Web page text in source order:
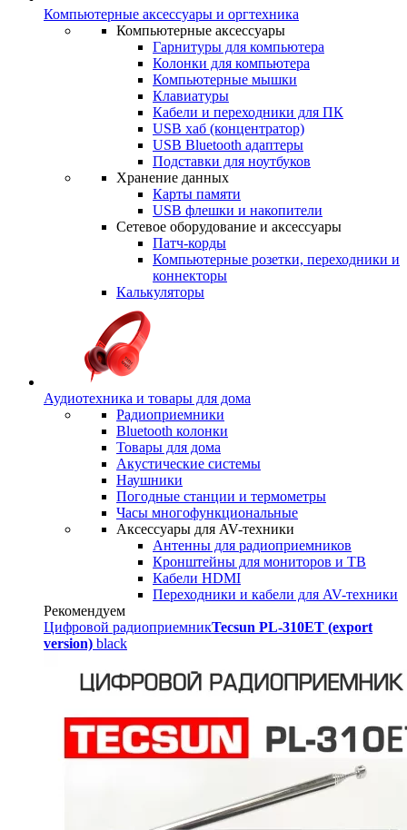
Компьютерные аксессуары и оргтехника
Компьютерные аксессуары
Гарнитуры для компьютера
Колонки для компьютера
Компьютерные мышки
Клавиатуры
Кабели и переходники для ПК
USB хаб (концентратор)
USB Bluetooth адаптеры
Подставки для ноутбуков
Хранение данных
Карты памяти
USB флешки и накопители
Сетевое оборудование и аксессуары
Патч-корды
Компьютерные розетки, переходники и
коннекторы
Калькуляторы
Аудиотехника и товары для дома
Радиоприемники
Bluetooth колонки
Товары для дома
Акустические системы
Наушники
Погодные станции и термометры
Часы многофункциональные
Аксессуары для AV-техники
Антенны для радиоприемников
Кронштейны для мониторов и ТВ
Кабели HDMI
Переходники и кабели для AV-техники
Рекомендуем
Цифровой радиоприемникTecsun PL-310ET (export
version) black